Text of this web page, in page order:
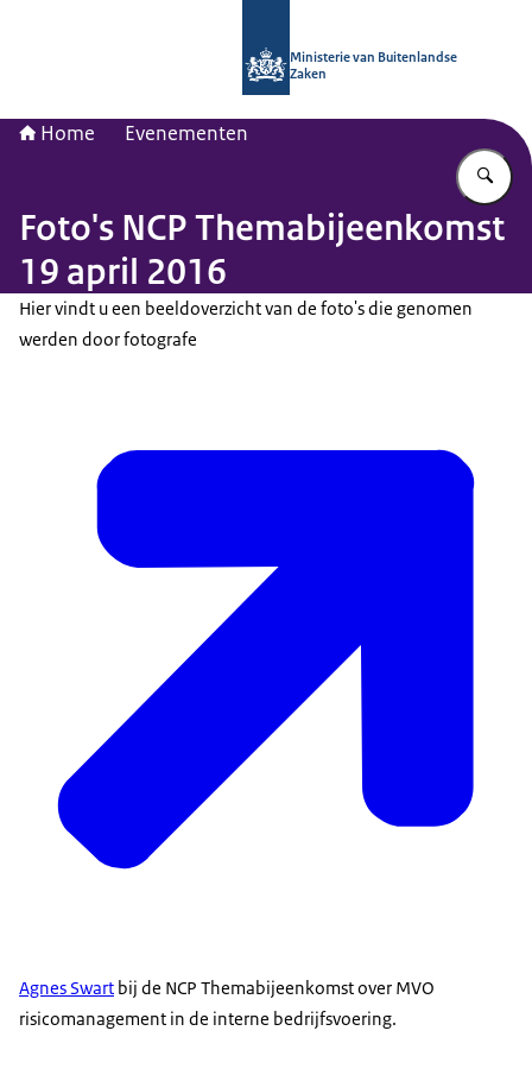
Ministerie van Buitenlandse
Zaken
Home Evenementen
Foto's NCP Themabijeenkomst
19 april 2016
Hier vindt u een beeldoverzicht van de foto's die genomen
werden door fotografe
Agnes Swart bij de NCP Themabijeenkomst over MVO
risicomanagement in de interne bedrijfsvoering.